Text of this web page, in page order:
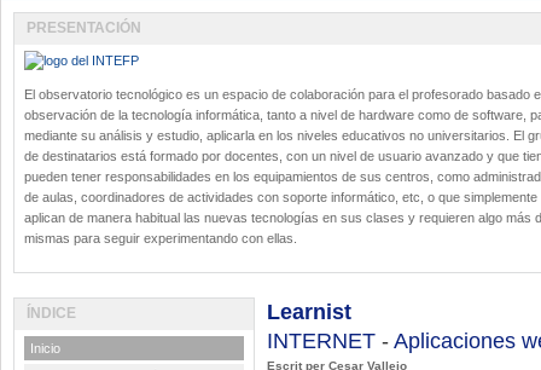
PRESENTACIÓN
El observatorio tecnológico es un espacio de colaboración para el profesorado basado
observación de la tecnología informática, tanto a nivel de hardware como de software,
mediante su análisis y estudio, aplicarla en los niveles educativos no universitarios. El
de destinatarios está formado por docentes, con un nivel de usuario avanzado y que
pueden tener responsabilidades en los equipamientos de sus centros, como
de aulas, coordinadores de actividades con soporte informático, etc, o que simplemente
aplican de manera habitual las nuevas tecnologías en sus clases y requieren algo más
mismas para seguir experimentando con ellas.
Learnist
INTERNET -Aplicaciones
Escrit per Cesar Vallejo
ÍNDICE
Inicio